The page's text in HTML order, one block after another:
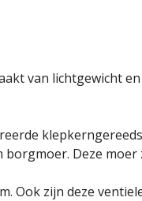
van lichtgewicht
Deze
Ook zijn deze